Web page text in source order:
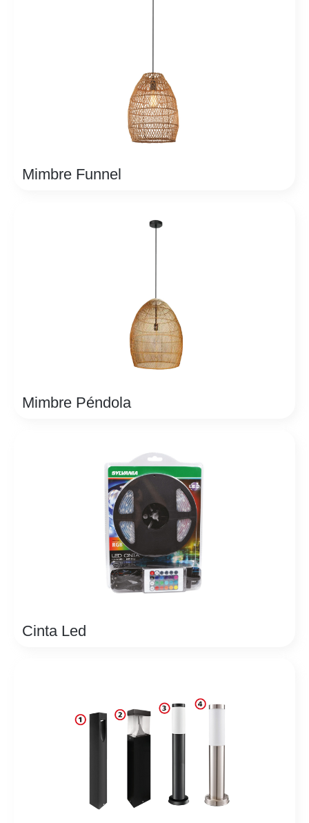
Mimbre Funnel
Mimbre Péndola
Cinta Led